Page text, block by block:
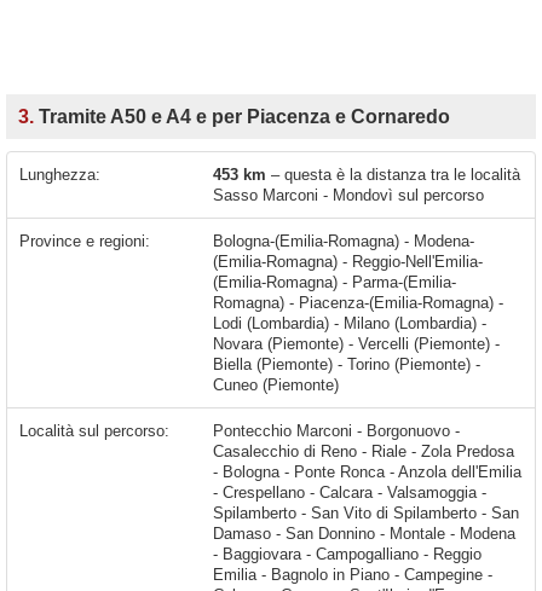
3. Tramite A50 e A4 e per Piacenza e Cornaredo
Lunghezza: 453 km – questa è la distanza tra le località
Sasso Marconi - Mondovì sul percorso
Province e regioni:
Bologna-(Emilia-Romagna) - Modena-
(Emilia-Romagna) - Reggio-Nell'Emilia-
(Emilia-Romagna) - Parma-(Emilia-
Romagna) - Piacenza-(Emilia-Romagna) -
Lodi (Lombardia) - Milano (Lombardia) -
Novara (Piemonte) - Vercelli (Piemonte) -
Biella (Piemonte) - Torino (Piemonte) -
Cuneo (Piemonte)
Località sul percorso: Pontecchio Marconi - Borgonuovo - Casalecchio di Reno - Riale - Zola Predosa - Bologna - Ponte Ronca - Anzola dell'Emilia - Crespellano - Calcara - Valsamoggia - Spilamberto - San Vito di Spilamberto - San Damaso - San Donnino - Montale - Modena - Baggiovara - Campogalliano - Reggio Emilia - Bagnolo in Piano - Campegine - Calerno - Caprara - Sant'Ilario d'Enza - Taneto - Parma - Soragna - Fidenza - Fiorenzuola d'Arda - Cortemaggiore - Piacenza - San Rocco al Porto - Guardamiglio - Casalpusterlengo - Ospedaletto Lodigiano - Lodi - Muzza Sant'Angelo